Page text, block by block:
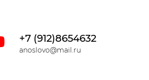
+7 (912)8654632
anoslovo@mail.ru